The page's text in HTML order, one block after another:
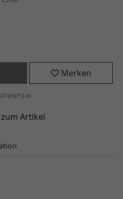
Merken
H
Artikel